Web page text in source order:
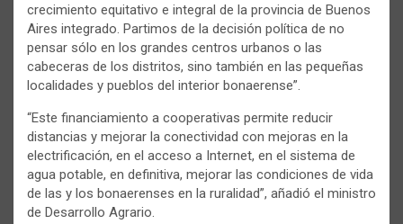
crecimiento equitativo e integral de la provincia de Buenos
Aires integrado. Partimos de la decisión política de no
pensar sólo en los grandes centros urbanos o las
cabeceras de los distritos, sino también en las pequeñas
localidades y pueblos del interior bonaerense”.
“Este financiamiento a cooperativas permite reducir
distancias y mejorar la conectividad con mejoras en la
electrificación, en el acceso a Internet, en el sistema de
agua potable, en definitiva, mejorar las condiciones de vida
de las y los bonaerenses en la ruralidad”, añadió el ministro
de Desarrollo Agrario.